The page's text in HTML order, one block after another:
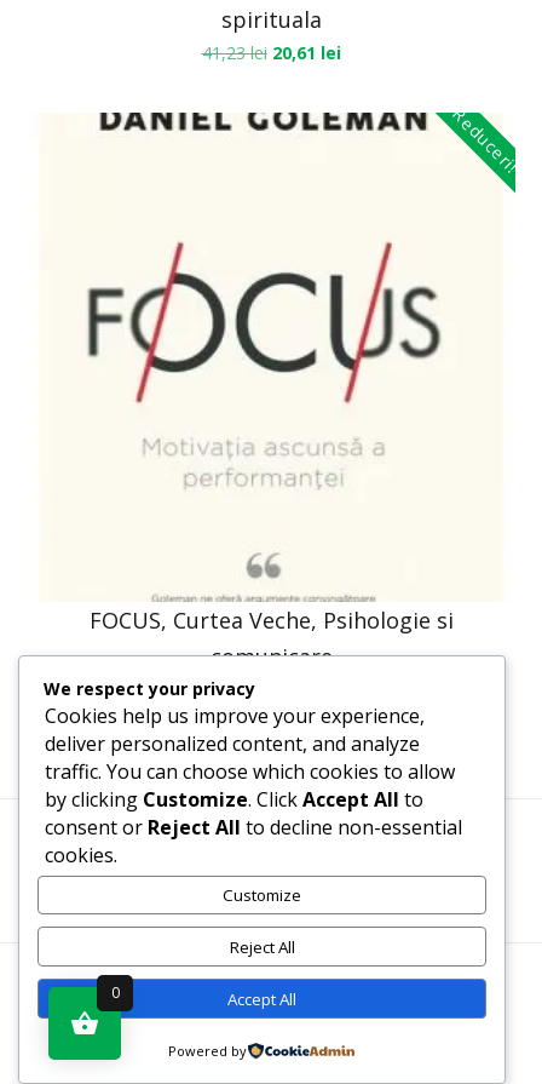
spirituala
41,23lei 20,61 lei
Reduceri!
FOCUS, Curtea Veche, Psihologie si
comunicare
58,14lei
Termeni, Condiții & Protecția Datelor (GDPR)
WWW.RECENZII-CARTI.RO ©2026 TOATE DREPTURILE
REZERVATE
We respect your privacy
Cookies help us improve your experience,
deliver personalized content, and analyze
traffic. You can choose which cookies to allow
by clicking Customize. ClickAccept All to
consent or Reject All to decline non-essential
cookies.
Customize
Reject All
Accept All
Powered by
0
Vezi produsul în magazin